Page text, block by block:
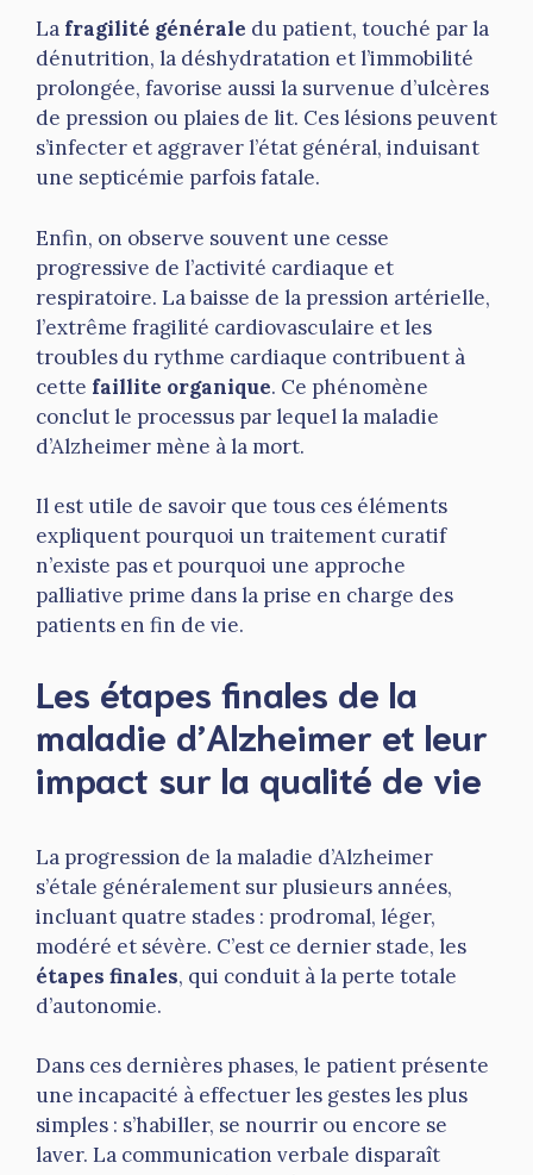
La fragilité générale du patient, touché par la
dénutrition, la déshydratation et l’immobilité
prolongée, favorise aussi la survenue d’ulcères
de pression ou plaies de lit. Ces lésions peuvent
s’infecter et aggraver l’état général, induisant
une septicémie parfois fatale.
Enfin, on observe souvent une cesse
progressive de l’activité cardiaque et
respiratoire. La baisse de la pression artérielle,
l’extrême fragilité cardiovasculaire et les
troubles du rythme cardiaque contribuent à
cette faillite organique. Ce phénomène
conclut le processus par lequel la maladie
d’Alzheimer mène à la mort.
Il est utile de savoir que tous ces éléments
expliquent pourquoi un traitement curatif
n’existe pas et pourquoi une approche
palliative prime dans la prise en charge des
patients en fin de vie.
Les étapes finales de la
maladie d’Alzheimer et leur
impact sur la qualité de vie
La progression de la maladie d’Alzheimer
s’étale généralement sur plusieurs années,
incluant quatre stades : prodromal, léger,
modéré et sévère. C’est ce dernier stade, les
étapes finales, qui conduit à la perte totale
d’autonomie.
Dans ces dernières phases, le patient présente
une incapacité à effectuer les gestes les plus
simples : s’habiller, se nourrir ou encore se
laver. La communication verbale disparaît